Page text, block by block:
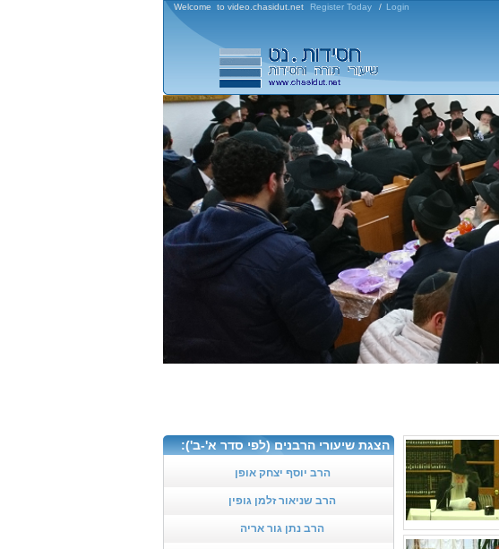
Welcome to video.chasidut.net Register Today / Login
הצגת שיעורי הרבנים (לפי סדר א'-ב'):
הרב יוסף יצחק אופן
הרב שניאור זלמן גופין
הרב נתן גור אריה